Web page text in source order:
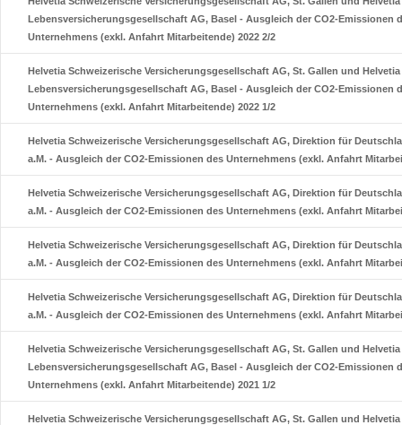
Lebensversicherungsgesellschaft AG, Basel - Ausgleich der CO2-Emissionen
Unternehmens (exkl. Anfahrt Mitarbeitende) 2022 2/2
Helvetia Schweizerische Versicherungsgesellschaft AG, St. Gallen und
Lebensversicherungsgesellschaft AG, Basel - Ausgleich der CO2-Emissionen
Unternehmens (exkl. Anfahrt Mitarbeitende) 2022 1/2
Helvetia Schweizerische Versicherungsgesellschaft AG, Direktion für
a.M. - Ausgleich der CO2-Emissionen des Unternehmens (exkl. Anfahrt
Helvetia Schweizerische Versicherungsgesellschaft AG, Direktion für
a.M. - Ausgleich der CO2-Emissionen des Unternehmens (exkl. Anfahrt
Helvetia Schweizerische Versicherungsgesellschaft AG, Direktion für
a.M. - Ausgleich der CO2-Emissionen des Unternehmens (exkl. Anfahrt
Helvetia Schweizerische Versicherungsgesellschaft AG, Direktion für
a.M. - Ausgleich der CO2-Emissionen des Unternehmens (exkl. Anfahrt
Helvetia Schweizerische Versicherungsgesellschaft AG, St. Gallen und
Lebensversicherungsgesellschaft AG, Basel - Ausgleich der CO2-Emissionen
Unternehmens (exkl. Anfahrt Mitarbeitende) 2021 1/2
Helvetia Schweizerische Versicherungsgesellschaft AG, St. Gallen und